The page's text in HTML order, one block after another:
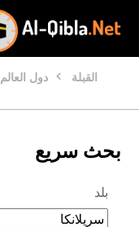
القبلة دول العالم
بحث سريع
بلد